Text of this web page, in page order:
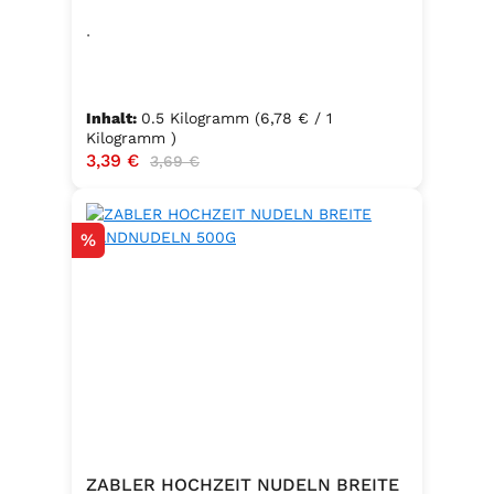
.
Inhalt: 0.5 Kilogramm (6,78 € / 1
Kilogramm )
Verkaufspreis:
3,39 € Regulärer Preis:
3,69 €
Rabatt
%
ZABLER HOCHZEIT NUDELN BREITE